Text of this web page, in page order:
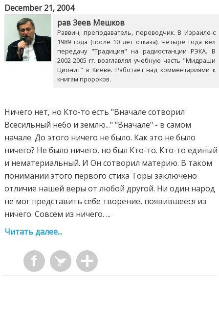
December 21, 2004
рав Зеев Мешков
Раввин, преподаватель, переводчик. В Израиле-с
1989 года (после 10 лет отказа). Четыре года вёл
передачу "Традиция" на радиостанции РЭКА. В
2002-2005 гг. возглавлял учебную часть "Мидраши
Ционит" в Киеве. Работает над комментариями к
книгам пророков.
Ничего нет, но Кто-то есть "Вначале сотворил
Всесильный небо и землю..." "Вначале" - в самом
начале. До этого ничего не было. Как это не было
ничего? Не было ничего, но был Кто-то. Кто-то единый
и нематериальный. И Он сотворил материю. В таком
понимании этого первого стиха Торы заключено
отличие нашей веры от любой другой. Ни один народ
не мог представить себе творение, появившееся из
ничего. Совсем из ничего. ...
Читать далее...